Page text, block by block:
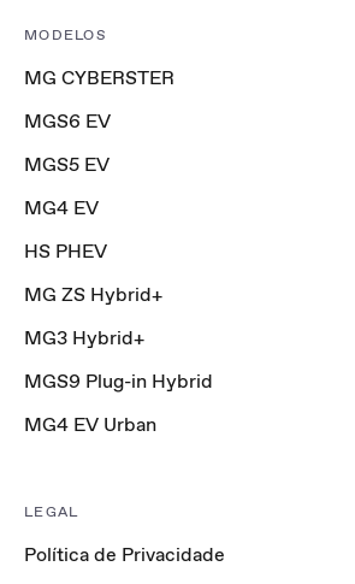
MODELOS
MG CYBERSTER
MGS6 EV
MGS5 EV
MG4 EV
HS PHEV
MG ZS Hybrid+
MG3 Hybrid+
MGS9 Plug-in Hybrid
MG4 EV Urban
LEGAL
Política de Privacidade